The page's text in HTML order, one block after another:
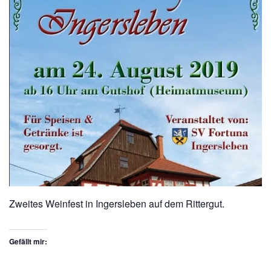
E
N
Zweites Weinfest in Ingersleben auf dem Rittergut.
Gefällt mir: